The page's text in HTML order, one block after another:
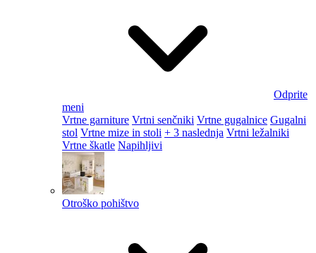
Odprite
meni
Vrtne garniture Vrtni senčniki Vrtne gugalnice Gugalni
stol Vrtne mize in stoli + 3 naslednja Vrtni ležalniki
Vrtne škatle Napihljivi
Otroško pohištvo